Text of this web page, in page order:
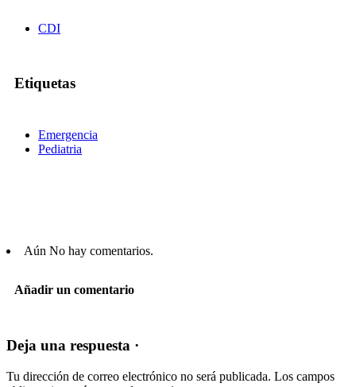
CDI
Etiquetas
Emergencia
Pediatria
Aún No hay comentarios.
Añadir un comentario
Deja una respuesta ·
Tu dirección de correo electrónico no será publicada. Los campos